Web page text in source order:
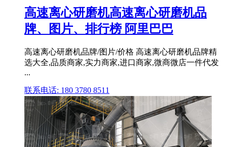
高速离心研磨机高速离心研磨机品
牌、图片、排行榜 阿里巴巴
高速离心研磨机品牌/图片/价格 高速离心研磨机品牌精
选大全,品质商家,实力商家,进口商家,微商微店一件代发
...
联系电话: 180 3780 8511